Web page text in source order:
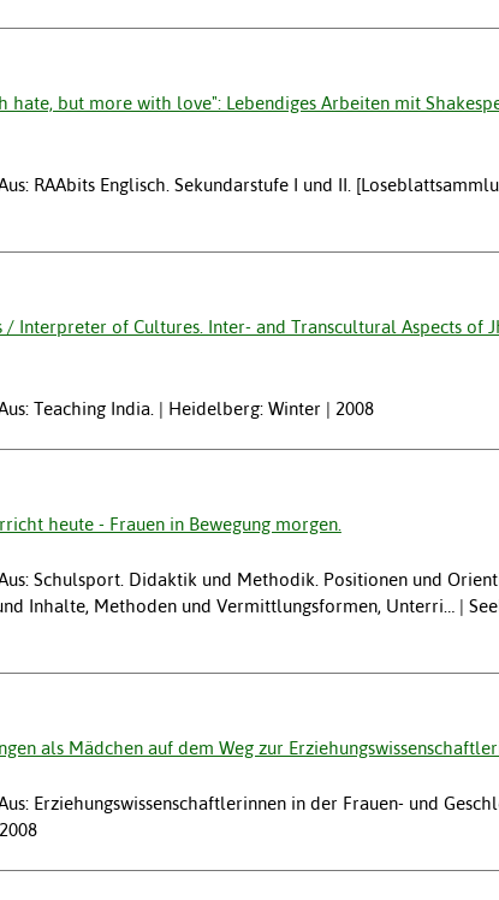
hate, but more with love": Lebendiges Arbeiten mit
RAAbits Englisch. Sekundarstufe I und II.
Interpreter of Cultures. Inter- and Transcultural Aspects of
Teaching India. | Heidelberg: Winter | 2008
heute - Frauen in Bewegung morgen.
Schulsport. Didaktik und Methodik. Positionen und
Inhalte, Methoden und Vermittlungsformen, Unterri… |
als Mädchen auf dem Weg zur
Erziehungswissenschaftlerinnen in der Frauen- und